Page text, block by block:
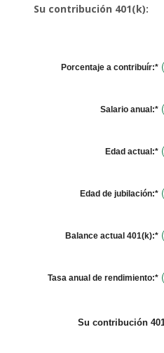
Su contribución 401(k):
Porcentaje a contribuír:*
y
Salario anual:*
y
Edad actual:*
y
Edad de jubilación:*
y
Balance actual 401(k):*
y
Tasa anual de rendimiento:*
y
Su contribución